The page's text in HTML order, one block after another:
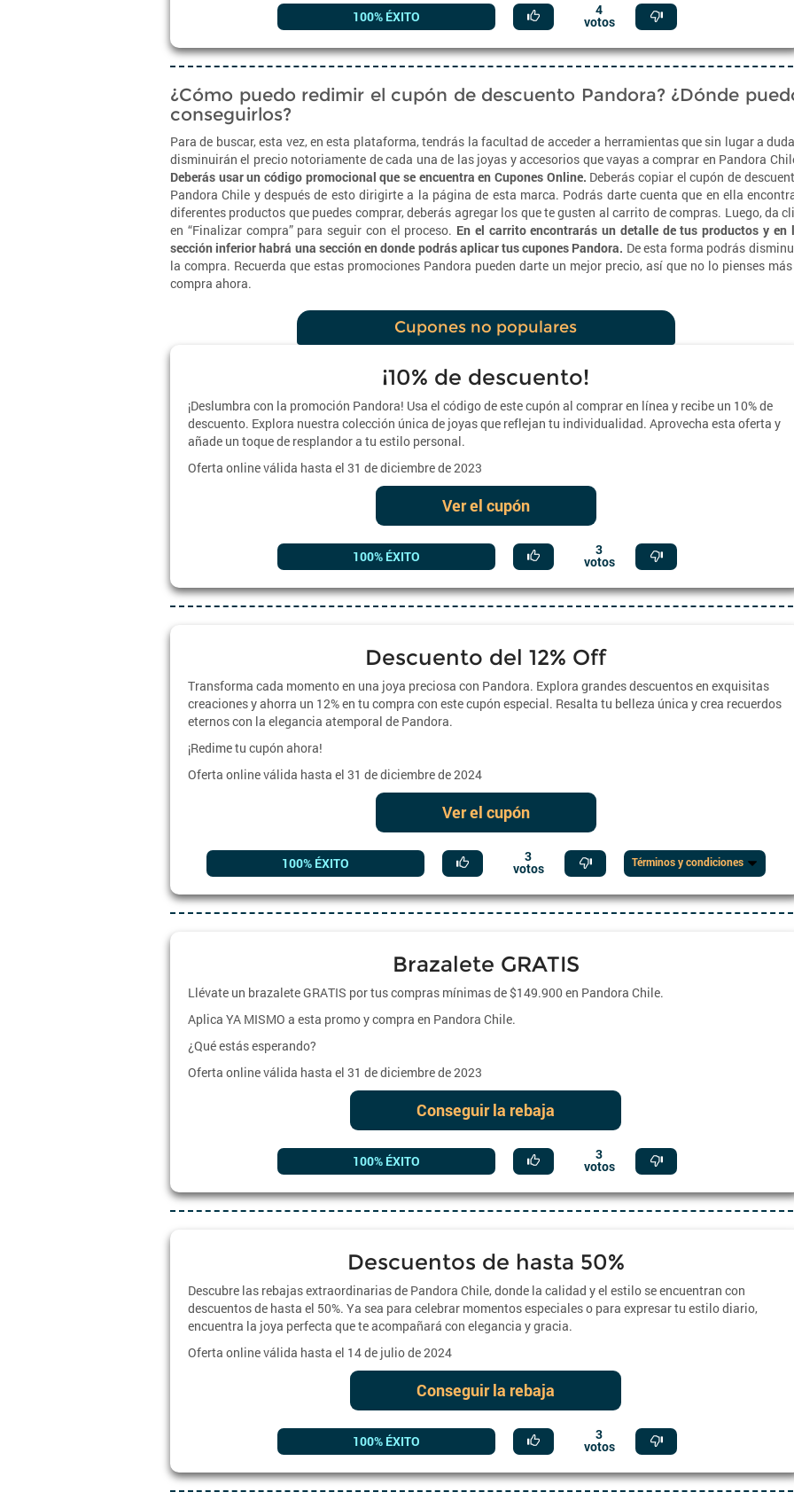
100% ÉXITO 4
votos
¿Cómo puedo redimir el cupón de descuento Pandora? ¿Dónde
conseguirlos?
Para de buscar, esta vez, en esta plataforma, tendrás la facultad de acceder a herramientas que sin lugar a
disminuirán el precio notoriamente de cada una de las joyas y accesorios que vayas a comprar en Pandora
Deberás usar un código promocional que se encuentra en Cupones Online. Deberás copiar el cupón de
Pandora Chile y después de esto dirigirte a la página de esta marca. Podrás darte cuenta que en ella
diferentes productos que puedes comprar, deberás agregar los que te gusten al carrito de compras. Luego, da
en “Finalizar compra” para seguir con el proceso. En el carrito encontrarás un detalle de tus productos y en
sección inferior habrá una sección en donde podrás aplicar tus cupones Pandora. De esta forma podrás
la compra. Recuerda que estas promociones Pandora pueden darte un mejor precio, así que no lo pienses
compra ahora.
Cupones no populares
¡10% de descuento!
¡Deslumbra con la promoción Pandora! Usa el código de este cupón al comprar en línea y recibe un 10% de
descuento. Explora nuestra colección única de joyas que reflejan tu individualidad. Aprovecha esta oferta y
añade un toque de resplandor a tu estilo personal.
Oferta online válida hasta el 31 de diciembre de 2023
Ver el cupón
100% ÉXITO 3
votos
Descuento del 12% Off
Transforma cada momento en una joya preciosa con Pandora. Explora grandes descuentos en exquisitas
creaciones y ahorra un 12% en tu compra con este cupón especial. Resalta tu belleza única y crea recuerdos
eternos con la elegancia atemporal de Pandora.
¡Redime tu cupón ahora!
Oferta online válida hasta el 31 de diciembre de 2024
Ver el cupón
100% ÉXITO 3
votos Términos y condiciones
Brazalete GRATIS
Llévate un brazalete GRATIS por tus compras mínimas de $149.900 en Pandora Chile.
Aplica YA MISMO a esta promo y compra en Pandora Chile.
¿Qué estás esperando?
Oferta online válida hasta el 31 de diciembre de 2023
Conseguir la rebaja
100% ÉXITO 3
votos
Descuentos de hasta 50%
Descubre las rebajas extraordinarias de Pandora Chile, donde la calidad y el estilo se encuentran con
descuentos de hasta el 50%. Ya sea para celebrar momentos especiales o para expresar tu estilo diario,
encuentra la joya perfecta que te acompañará con elegancia y gracia.
Oferta online válida hasta el 14 de julio de 2024
Conseguir la rebaja
100% ÉXITO 3
votos